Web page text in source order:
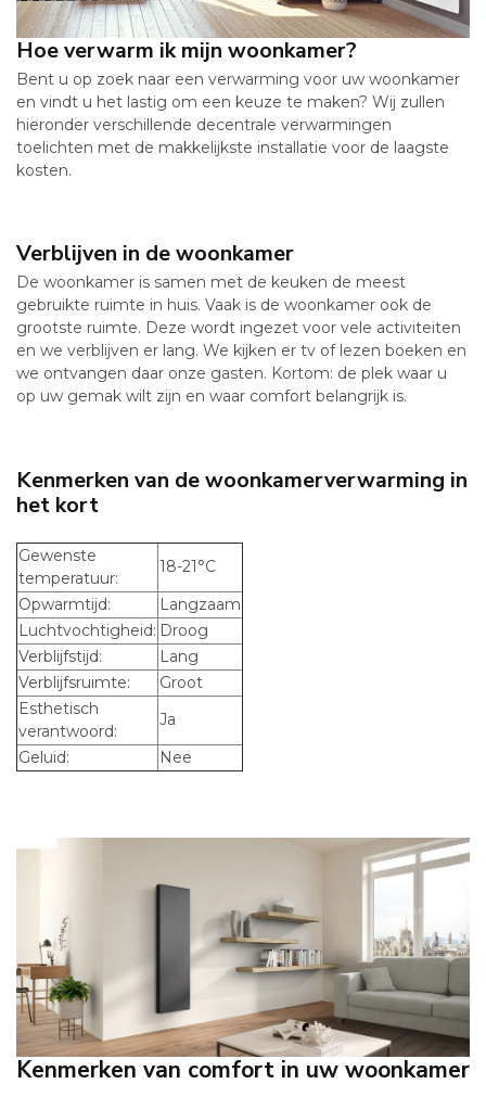
Hoe verwarm ik mijn woonkamer?
Bent u op zoek naar een verwarming voor uw woonkamer
en vindt u het lastig om een keuze te maken? Wij zullen
hieronder verschillende decentrale verwarmingen
toelichten met de makkelijkste installatie voor de laagste
kosten.
Verblijven in de woonkamer
De woonkamer is samen met de keuken de meest
gebruikte ruimte in huis. Vaak is de woonkamer ook de
grootste ruimte. Deze wordt ingezet voor vele activiteiten
en we verblijven er lang. We kijken er tv of lezen boeken en
we ontvangen daar onze gasten. Kortom: de plek waar u
op uw gemak wilt zijn en waar comfort belangrijk is.
Kenmerken van de woonkamerverwarming in
het kort
Gewenste
temperatuur:
18-21°C
Opwarmtijd:
Langzaam
Luchtvochtigheid: Droog
Verblijfstijd:
Lang
Verblijfsruimte:
Groot
Esthetisch
verantwoord:
Ja
Geluid:
Nee
Kenmerken van comfort in uw woonkamer